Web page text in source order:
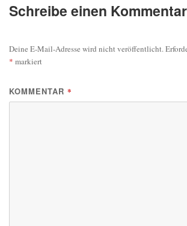
Schreibe einen Kommentar
Deine E-Mail-Adresse wird nicht veröffentlicht.
* markiert
KOMMENTAR *